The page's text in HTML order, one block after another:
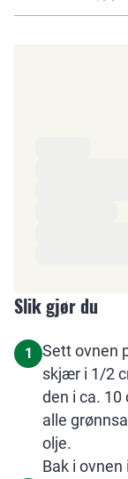
Slik gjør du
1
Sett ovnen
skjær i 1/2
den i ca. 10
alle
olje.
Bak i ovnen